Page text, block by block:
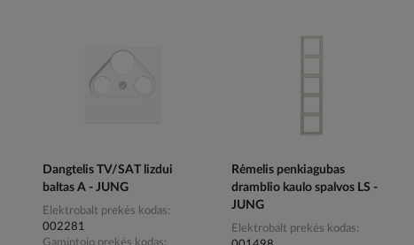
Dangtelis TV/SAT lizdui
baltas A - JUNG
Elektrobalt prekės kodas
002281
Gamintojo prekės kodas
Rėmelis penkiagubas
dramblio kaulo spalvos LS -
JUNG
Elektrobalt prekės kodas